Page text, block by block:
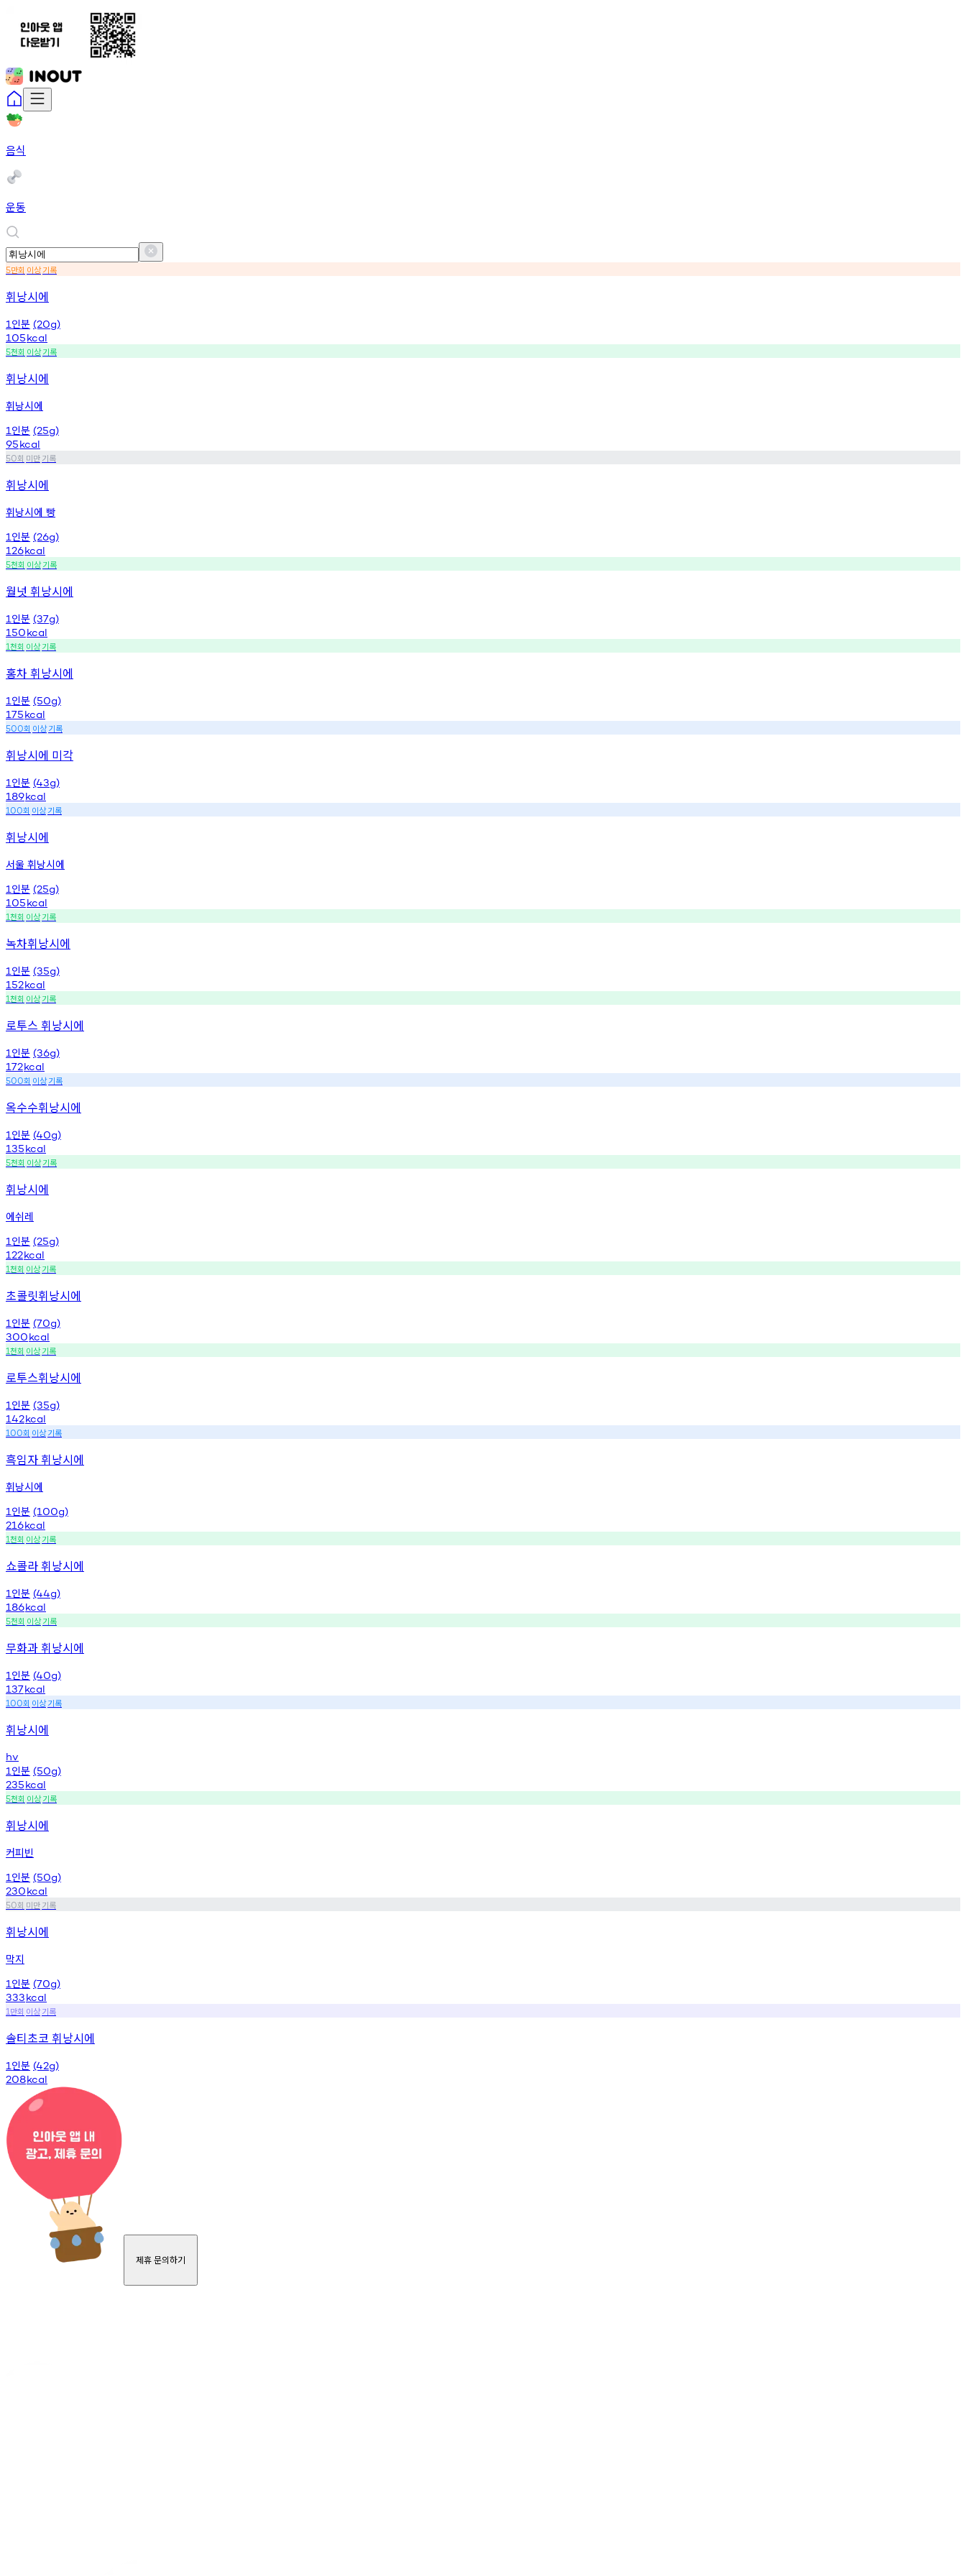
음식
운동
5만회 이상기록
휘낭시에
1 인분 (20g)
105kcal
5천회 이상기록
휘낭시에
휘낭시에
1 인분 (25g)
95kcal
50회 미만기록
휘낭시에
휘낭시에 빵
1 인분 (26g)
126kcal
5천회 이상기록
월넛 휘낭시에
1 인분 (37g)
150kcal
1천회 이상기록
홍차 휘낭시에
1 인분 (50g)
175kcal
500회 이상기록
휘낭시에 미각
1 인분 (43g)
189kcal
100회 이상기록
휘낭시에
서울 휘낭시에
1 인분 (25g)
105kcal
1천회 이상기록
녹차휘낭시에
1 인분 (35g)
152kcal
1천회 이상기록
로투스 휘낭시에
1 인분 (36g)
172kcal
500회 이상기록
옥수수휘낭시에
1 인분 (40g)
135kcal
5천회 이상기록
휘낭시에
에쉬레
1 인분 (25g)
122kcal
1천회 이상기록
초콜릿휘낭시에
1 인분 (70g)
300kcal
1천회 이상기록
로투스휘낭시에
1 인분 (35g)
142kcal
100회 이상기록
흑임자 휘낭시에
휘낭시에
1 인분 (100g)
216kcal
1천회 이상기록
쇼콜라 휘낭시에
1 인분 (44g)
186kcal
5천회 이상기록
무화과 휘낭시에
1 인분 (40g)
137kcal
100회 이상기록
휘낭시에
hv
1 인분 (50g)
235kcal
5천회 이상기록
휘낭시에
커피빈
1 인분 (50g)
230kcal
50회 미만기록
휘낭시에
막지
1 인분 (70g)
333kcal
1 만회 이상기록
솔티초코 휘낭시에
1 인분 (42g)
208kcal
제휴 문의하기